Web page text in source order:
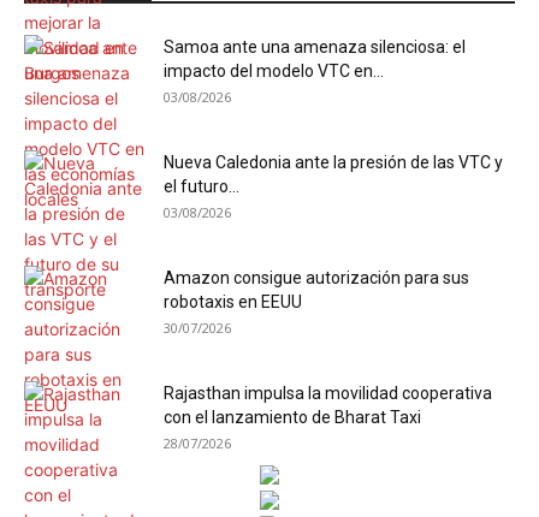
Samoa ante una amenaza silenciosa: el
impacto del modelo VTC en...
03/08/2026
Nueva Caledonia ante la presión de las VTC y
el futuro...
03/08/2026
Amazon consigue autorización para sus
robotaxis en EEUU
30/07/2026
Rajasthan impulsa la movilidad cooperativa
con el lanzamiento de Bharat Taxi
28/07/2026